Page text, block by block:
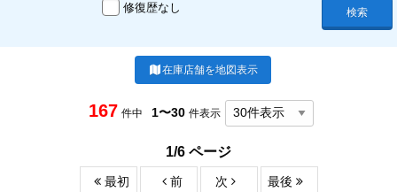
修復歴なし 検索
在庫店舗を地図表示
167 件中 1〜30 件表示
1/6 ページ
最初 前 次 最後